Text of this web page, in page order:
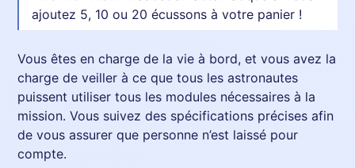
ajoutez 5, 10 ou 20 écussons à votre panier !
Vous êtes en charge de la vie à bord, et vous avez la
charge de veiller à ce que tous les astronautes
puissent utiliser tous les modules nécessaires à la
mission. Vous suivez des spécifications précises afin
de vous assurer que personne n’est laissé pour
compte.